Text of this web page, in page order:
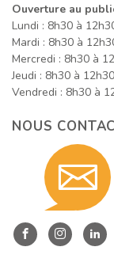
Ouverture au
Lundi : 8h30 à
Mardi : 8h30 à
Mercredi : 8h30 à
Jeudi : 8h30 à
Vendredi : 8h30 à
NOUS
Entre Entre